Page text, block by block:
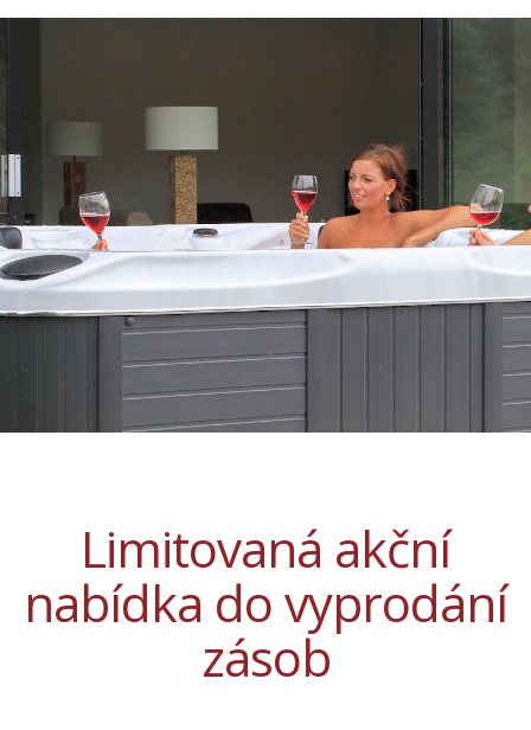
Limitovaná akční
nabídka do vyprodání
zásob